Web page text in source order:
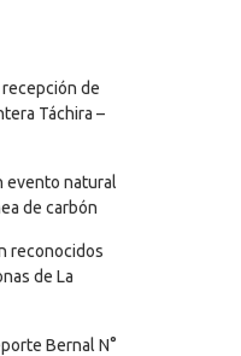
de
Táchira –
evento natural
de carbón
reconocidos
de La
Bernal N°